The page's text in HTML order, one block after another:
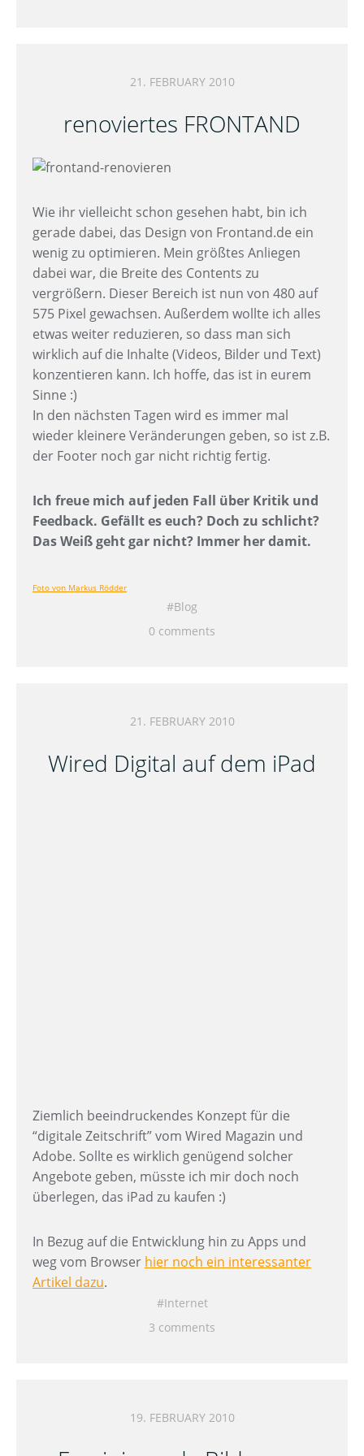
21. FEBRUARY 2010
renoviertes FRONTAND
Wie ihr vielleicht schon gesehen habt, bin ich
gerade dabei, das Design von Frontand.de ein
wenig zu optimieren. Mein größtes Anliegen
dabei war, die Breite des Contents zu
vergrößern. Dieser Bereich ist nun von 480 auf
575 Pixel gewachsen. Außerdem wollte ich alles
etwas weiter reduzieren, so dass man sich
wirklich auf die Inhalte (Videos, Bilder und Text)
konzentieren kann. Ich hoffe, das ist in eurem
Sinne :)
In den nächsten Tagen wird es immer mal
wieder kleinere Veränderungen geben, so ist z.B.
der Footer noch gar nicht richtig fertig.
Ich freue mich auf jeden Fall über Kritik und
Feedback. Gefällt es euch? Doch zu schlicht?
Das Weiß geht gar nicht? Immer her damit.
Foto von Markus Rödder
Blog
0 comments
21. FEBRUARY 2010
Wired Digital auf dem iPad
Ziemlich beeindruckendes Konzept für die
“digitale Zeitschrift” vom Wired Magazin und
Adobe. Sollte es wirklich genügend solcher
Angebote geben, müsste ich mir doch noch
überlegen, das iPad zu kaufen :)
In Bezug auf die Entwicklung hin zu Apps und
weg vom Browser hier noch ein interessanter
Artikel dazu.
Internet
3 comments
19. FEBRUARY 2010